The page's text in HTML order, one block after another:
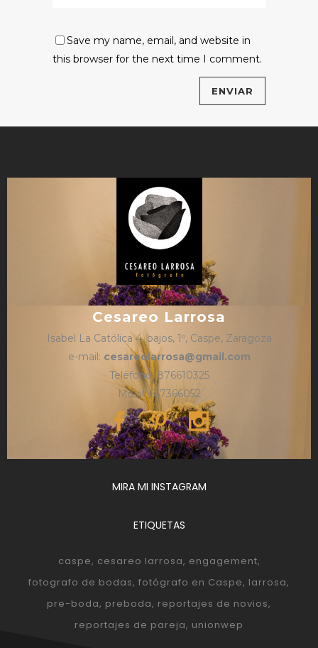
Save my name, email, and website in
this browser for the next time I comment.
Cesareo Larrosa
Isabel La Católica 4, bajos, 1º, Caspe, Zaragoza
e-mail: cesareolarrosa@gmail.com
Teléfono: 876610325
Móvil: 657366052
MIRA MI INSTAGRAM
ETIQUETAS
caspe cesareo larrosa engagement
fotografo de bodas fotógrafo en Caspe larrosa
pre-boda preboda reportajes de novios
reportajes de pareja unionwep